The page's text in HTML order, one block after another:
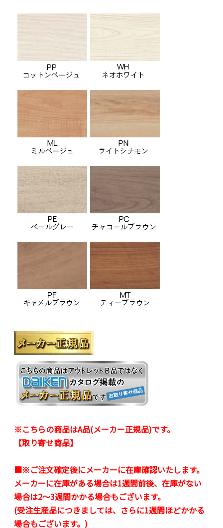
※こちらの商品はA品(メーカー正規品)です。
【取り寄せ商品】
■※ご注文確定後にメーカーに在庫確認いたします。
メーカーに在庫がある場合は1週間前後、在庫がない
場合は2～3週間かかる場合もございます。
(受注生産品につきましては、さらに1週間ほどかかる
場合もございます。)